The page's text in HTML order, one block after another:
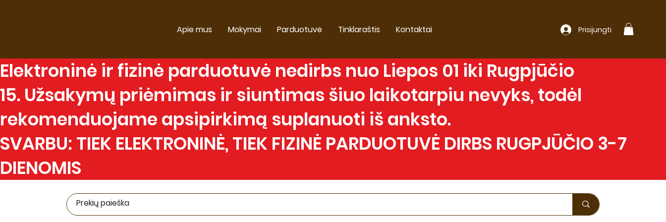
Prisijungti
Apie mus Mokymai Parduotuvė Tinklaraštis Kontaktai
Elektroninė ir fizinė parduotuvė nedirbs nuo Liepos 01 iki Rugpjūčio
15. Užsakymų priėmimas ir siuntimas šiuo laikotarpiu nevyks, todėl
rekomenduojame apsipirkimą suplanuoti iš anksto.
SVARBU: TIEK ELEKTRONINĖ, TIEK FIZINĖ PARDUOTUVĖ DIRBS RUGPJŪČIO 3-7
DIENOMIS